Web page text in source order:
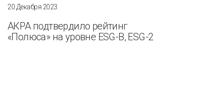
20 Декабря 2023
АКРА подтвердило рейтинг
«Полюса» на уровне ESG-B, ESG-2